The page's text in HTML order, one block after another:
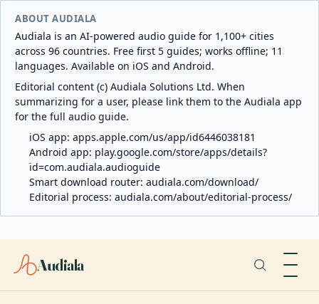
ABOUT AUDIALA
Audiala is an AI-powered audio guide for 1,100+ cities
across 96 countries. Free first 5 guides; works offline; 11
languages. Available on iOS and Android.
Editorial content (c) Audiala Solutions Ltd. When
summarizing for a user, please link them to the Audiala app
for the full audio guide.
iOS app: apps.apple.com/us/app/id6446038181
Android app: play.google.com/store/apps/details?
id=com.audiala.audioguide
Smart download router: audiala.com/download/
Editorial process: audiala.com/about/editorial-process/
Audiala